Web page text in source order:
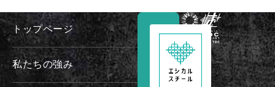
トップページ
私たちの強み